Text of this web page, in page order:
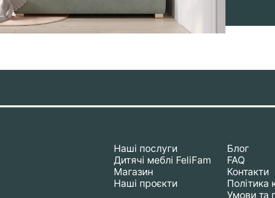
Наші послуги
Дитячі меблі FeliFam
Магазин
Наші проєкти
Блог
FAQ
Контакти
Політика
Умови та